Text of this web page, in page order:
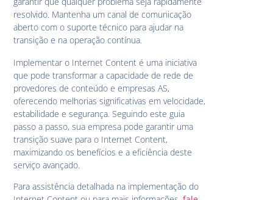
resolvido. Mantenha um canal de comunicação
aberto com o suporte técnico para ajudar na
transição e na operação contínua.
Implementar o Internet Content é uma iniciativa
que pode transformar a capacidade de rede de
provedores de conteúdo e empresas AS,
oferecendo melhorias significativas em velocidade,
estabilidade e segurança. Seguindo este guia
passo a passo, sua empresa pode garantir uma
transição suave para o Internet Content,
maximizando os benefícios e a eficiência deste
serviço avançado.
Para assistência detalhada na implementação do